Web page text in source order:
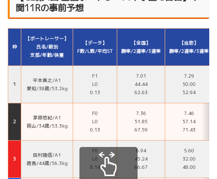
関11Rの事前予想
枠
【ボートレーサー】
氏名/級別
支部/年齢/体重
【データ】
F数/L数/平均ST
【全国】
勝率/2連率/3連率
【当地】
勝率/2連率/3連率
１
平本真之/A1
愛知/38歳/53.2kg
F1
L0
0.13
7.01
44.44
62.63
7.29
50.00
52.94
２
茅原悠紀/A1
岡山/34歳/53.3kg
F0
L0
0.13
7.36
51.85
67.59
7.46
57.14
71.43
３
田村隆信/A1
徳島/44歳/56.3kg
F0
L0
0.14
6.94
45.24
66.67
5.60
32.00
48.00